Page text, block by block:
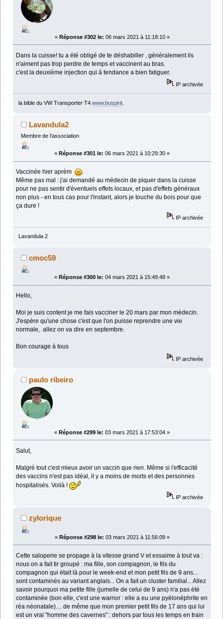
« Réponse #302 le: 06 mars 2021 à 11:18:10 »
Dans la cuisse! tu a été obligé de te déshabiller , généralement ils
n'aiment pas trop perdre de temps et vaccinent au bras.
c'est la deuxième injection qui à tendance a bien fatiguer.
IP archivée
la bible du VW Transporter T4 www.buspirit.
Lavandula2
Membre de l'association
« Réponse #301 le: 06 mars 2021 à 10:29:30 »
Vaccinée hier aprèm
.
Même pas mal : j'ai demandé au médecin de piquer dans la cuisse
pour ne pas sentir d'éventuels effets locaux, et pas d'effets généraux
non plus - en tous cas pour l'instant, alors je touche du bois pour que
ça dure !
IP archivée
Lavandula 2
cmoc59
« Réponse #300 le: 04 mars 2021 à 15:49:48 »
Hello,
Moi je suis content je me fais vacciner le 20 mars par mon médecin.
J'espère qu'une chose c'est que l'on puisse reprendre une vie
normale, allez on va dire en septembre.
Bon courage à tous
IP archivée
paulo ribeiro
« Réponse #299 le: 03 mars 2021 à 17:53:04 »
Salut,
Malgré tout c'est mieux avoir un vaccin que rien. Même si l'efficacité
des vaccins n'est pas idéal, il y a moins de morts et des personnes
hospitalisés. Voilà !
IP archivée
zylorique
« Réponse #298 le: 03 mars 2021 à 11:56:09 »
Cette saloperie se propage à la vitesse grand V et essaime à tout va :
nous on a fait tir groupé : ma fille, son compagnon, le fils du
compagnon qui était là pour le week-end et mon petit fils de 9 ans...
sont contaminés au variant anglais... On a fait un cluster familial... Allez
savoir pourquoi ma petite fille (jumelle de celui de 9 ans) n'a pas été
contaminée (bon elle, c'est une warrior : elle a eu une pyélonéphrite en
réa néonatale).... de même que mon premier petit fils de 17 ans qui lui
est un vrai "homme des cavernes" : dehors par tous les temps en train